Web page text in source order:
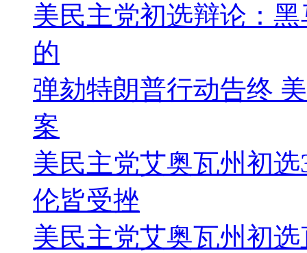
美民主党初选辩论：
的
弹劾特朗普行动告终
案
美民主党艾奥瓦州初
伦皆受挫
美民主党艾奥瓦州初